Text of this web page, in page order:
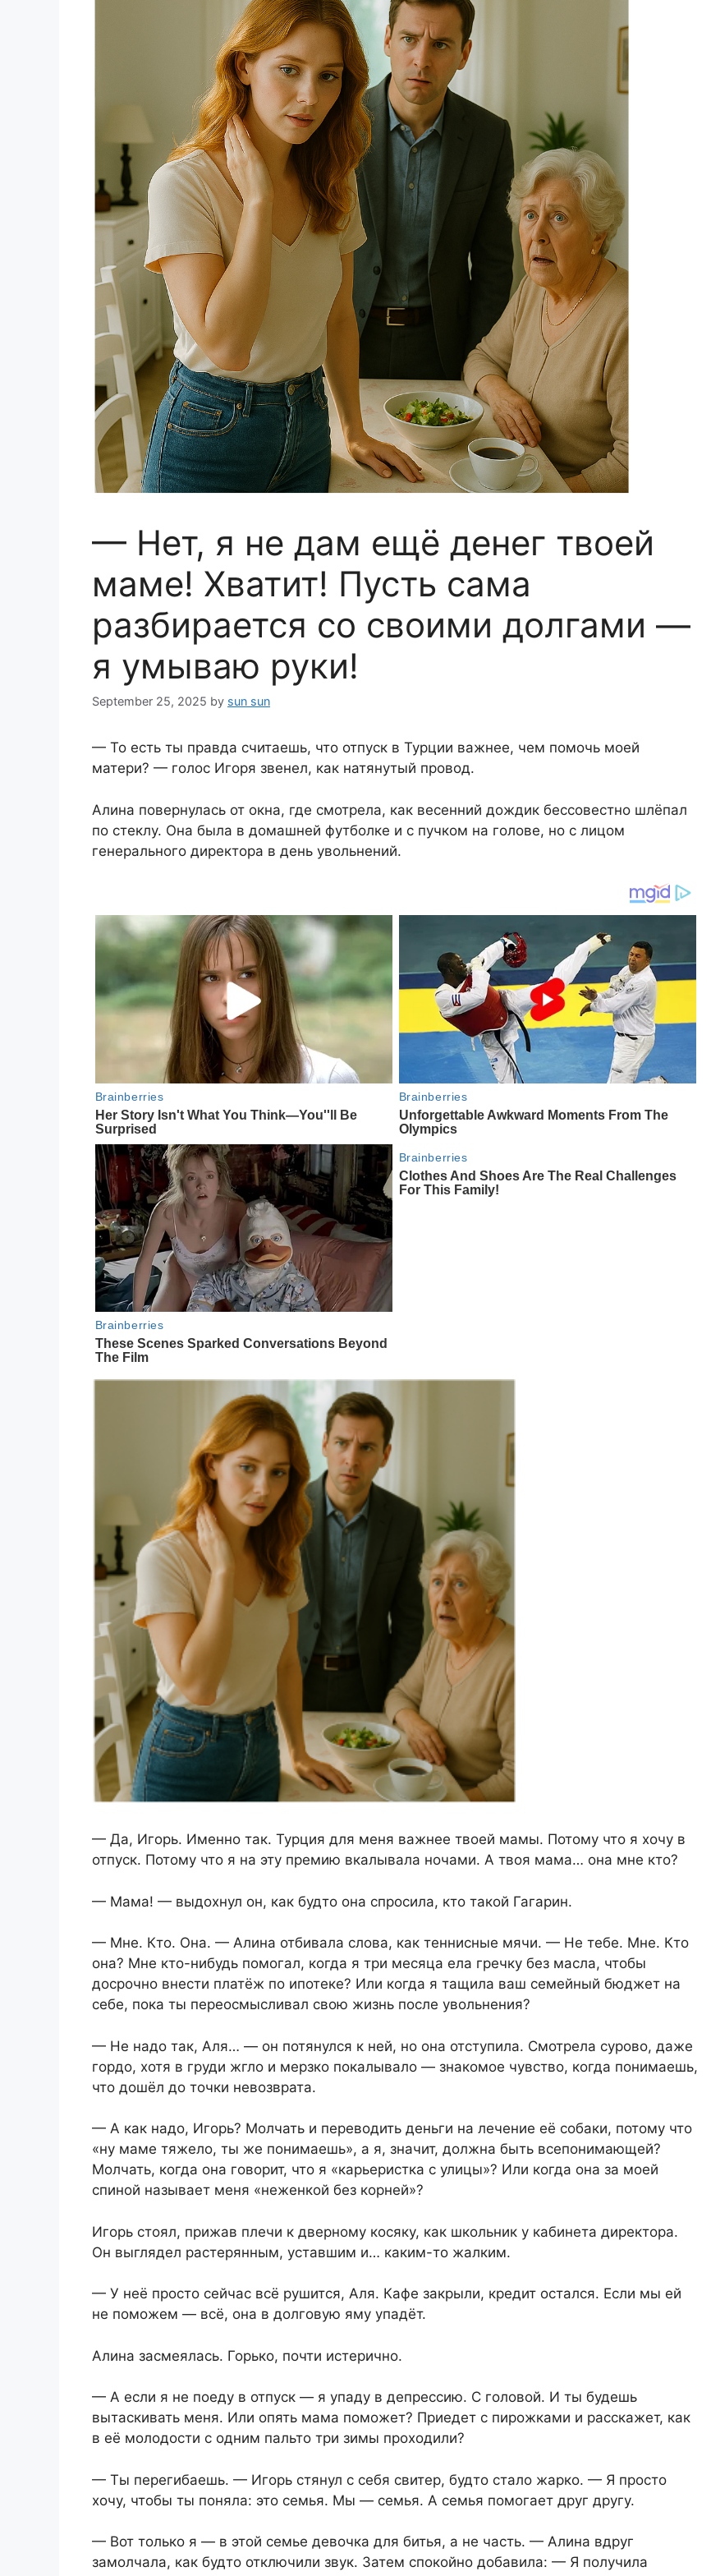
— Нет, я не дам ещё денег твоей
маме! Хватит! Пусть сама
разбирается со своими долгами —
я умываю руки!
September 25, 2025 by sun sun
— То есть ты правда считаешь, что отпуск в Турции важнее, чем помочь моей
матери? — голос Игоря звенел, как натянутый провод.
Алина повернулась от окна, где смотрела, как весенний дождик бессовестно шлёпал
по стеклу. Она была в домашней футболке и с пучком на голове, но с лицом
генерального директора в день увольнений.
— Да, Игорь. Именно так. Турция для меня важнее твоей мамы. Потому что я хочу в
отпуск. Потому что я на эту премию вкалывала ночами. А твоя мама… она мне кто?
— Мама! — выдохнул он, как будто она спросила, кто такой Гагарин.
— Мне. Кто. Она. — Алина отбивала слова, как теннисные мячи. — Не тебе. Мне. Кто
она? Мне кто-нибудь помогал, когда я три месяца ела гречку без масла, чтобы
досрочно внести платёж по ипотеке? Или когда я тащила ваш семейный бюджет на
себе, пока ты переосмысливал свою жизнь после увольнения?
— Не надо так, Аля… — он потянулся к ней, но она отступила. Смотрела сурово, даже
гордо, хотя в груди жгло и мерзко покалывало — знакомое чувство, когда понимаешь,
что дошёл до точки невозврата.
— А как надо, Игорь? Молчать и переводить деньги на лечение её собаки, потому что
«ну маме тяжело, ты же понимаешь», а я, значит, должна быть всепонимающей?
Молчать, когда она говорит, что я «карьеристка с улицы»? Или когда она за моей
спиной называет меня «неженкой без корней»?
Игорь стоял, прижав плечи к дверному косяку, как школьник у кабинета директора.
Он выглядел растерянным, уставшим и… каким-то жалким.
— У неё просто сейчас всё рушится, Аля. Кафе закрыли, кредит остался. Если мы ей
не поможем — всё, она в долговую яму упадёт.
Алина засмеялась. Горько, почти истерично.
— А если я не поеду в отпуск — я упаду в депрессию. С головой. И ты будешь
вытаскивать меня. Или опять мама поможет? Приедет с пирожками и расскажет, как
в её молодости с одним пальто три зимы проходили?
— Ты перегибаешь. — Игорь стянул с себя свитер, будто стало жарко. — Я просто
хочу, чтобы ты поняла: это семья. Мы — семья. А семья помогает друг другу.
— Вот только я — в этой семье девочка для битья, а не часть. — Алина вдруг
замолчала, как будто отключили звук. Затем спокойно добавила: — Я получила